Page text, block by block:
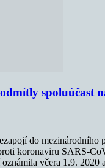
spoluúčast
do
koronaviru SARS-
včera 1.9. 2020